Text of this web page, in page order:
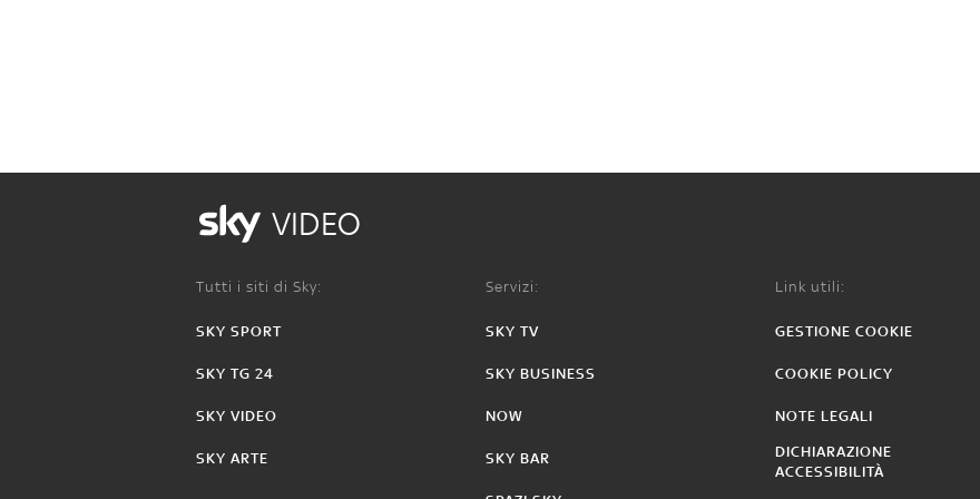
VIDEO
Tutti i siti di Sky:
SKY SPORT
SKY TG 24
SKY VIDEO
SKY ARTE
Servizi:
SKY TV
SKY BUSINESS
NOW
SKY BAR
Link utili:
GESTIONE COOKIE
COOKIE POLICY
NOTE LEGALI
DICHIARAZIONE
ACCESSIBILITÀ